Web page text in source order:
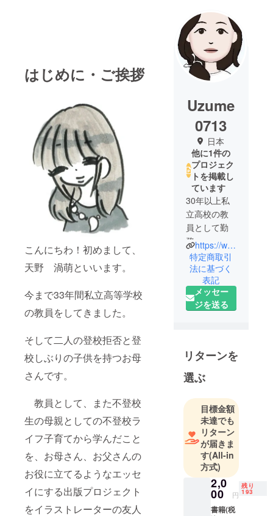
はじめに・ご挨拶
こんにちわ！初めまして、
天野 渦萌といいます。
今まで33年間私立高等学校
の教員をしてきました。
そして二人の登校拒否と登
校しぶりの子供を持つお母
さんです。
教員として、また不登校
生の母親としての不登校ラ
イフ子育てから学んだこと
を、お母さん、お父さんの
お役に立てるようなエッセ
イにする出版プロジェクト
をイラストレーターの友人
Uzume
0713
日本
他に1件の
プロジェク
トを掲載し
ています
30年以上私
立高校の教
員として勤
務
教職員組合
委員長とし
て学校、自
治体、国へ
の働きかけ
セラー
産業カウン
セラー
ンサルタン
https://www.facebook.com/profile.php?id=100075947413900
特定商取引
法に基づく
表記
メッセー
ジを送る
リターンを
選ぶ
目標金額
未達でも
リターン
が届きま
す(All-in
方式)
2,0
00 円
残り
193
書籍(税